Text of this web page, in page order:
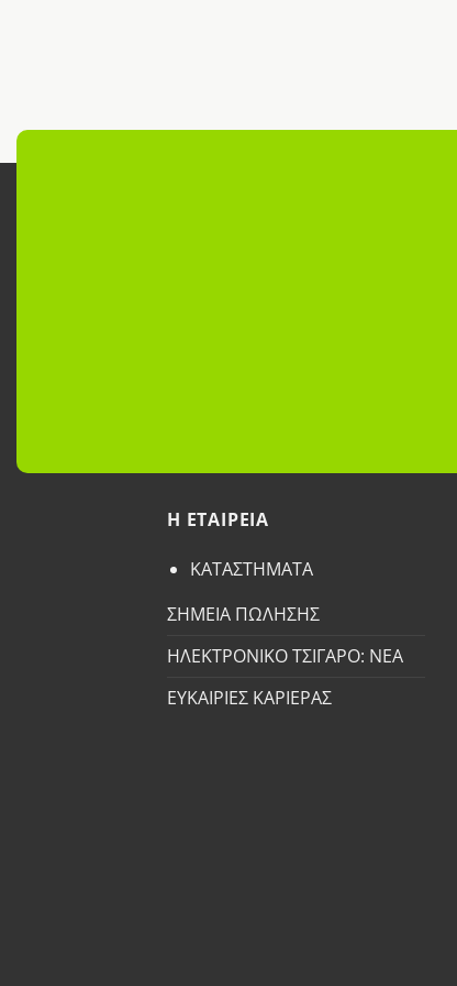
H ETAΙΡΕΙΑ
ΚΑΤΑΣΤΗΜΑΤΑ
ΣΗΜΕΙΑ ΠΩΛΗΣΗΣ
ΗΛΕΚΤΡΟΝΙΚΟ ΤΣΙΓΑΡΟ: ΝΕΑ
ΕΥΚΑΙΡΙΕΣ ΚΑΡΙΕΡΑΣ